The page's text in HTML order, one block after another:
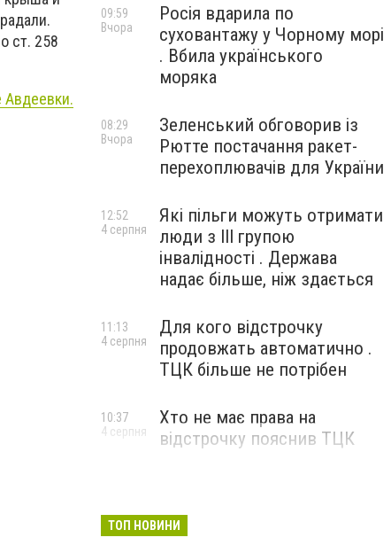
ст. 258
Авдеевки.
Росія вдарила по
суховантажу у Чорному морі
. Вбила українського
моряка
09:59
Вчора
Зеленський обговорив із
Рютте постачання ракет-
перехоплювачів для України
08:29
Вчора
Які пільги можуть отримати
люди з III групою
інвалідності . Держава
надає більше, ніж здається
12:52
4 серпня
Для кого відстрочку
продовжать автоматично .
ТЦК більше не потрібен
11:13
4 серпня
Хто не має права на
відстрочку пояснив ТЦК
10:37
4 серпня
ТОП НОВИНИ